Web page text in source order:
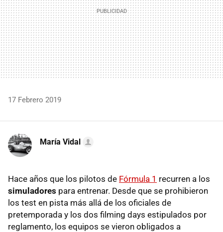
17 Febrero 2019
María Vidal
Hace años que los pilotos de Fórmula 1 recurren a los
simuladores para entrenar. Desde que se prohibieron
los test en pista más allá de los oficiales de
pretemporada y los dos filming days estipulados por
reglamento, los equipos se vieron obligados a